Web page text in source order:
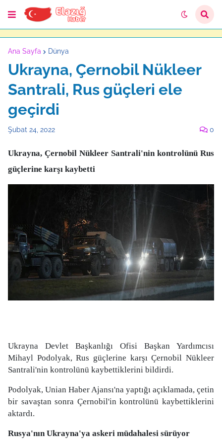
Ana Sayfa Dünya
Ukrayna, Çernobil Nükleer
Santrali, Rus güçleri ele
geçirdi
Şubat 24, 2022 0
Ukrayna, Çernobil Nükleer Santrali'nin kontrolünü Rus
güçlerine karşı kaybetti
Ukrayna Devlet Başkanlığı Ofisi Başkan Yardımcısı
Mihayl Podolyak, Rus güçlerine karşı Çernobil Nükleer
Santrali'nin kontrolünü kaybettiklerini bildirdi.
Podolyak, Unian Haber Ajansı'na yaptığı açıklamada, çetin
bir savaştan sonra Çernobil'in kontrolünü kaybettiklerini
aktardı.
Rusya'nın Ukrayna'ya askeri müdahalesi sürüyor